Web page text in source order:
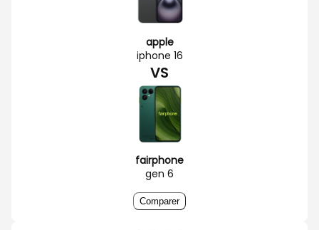
apple
iphone 16
VS
fairphone
gen 6
Comparer